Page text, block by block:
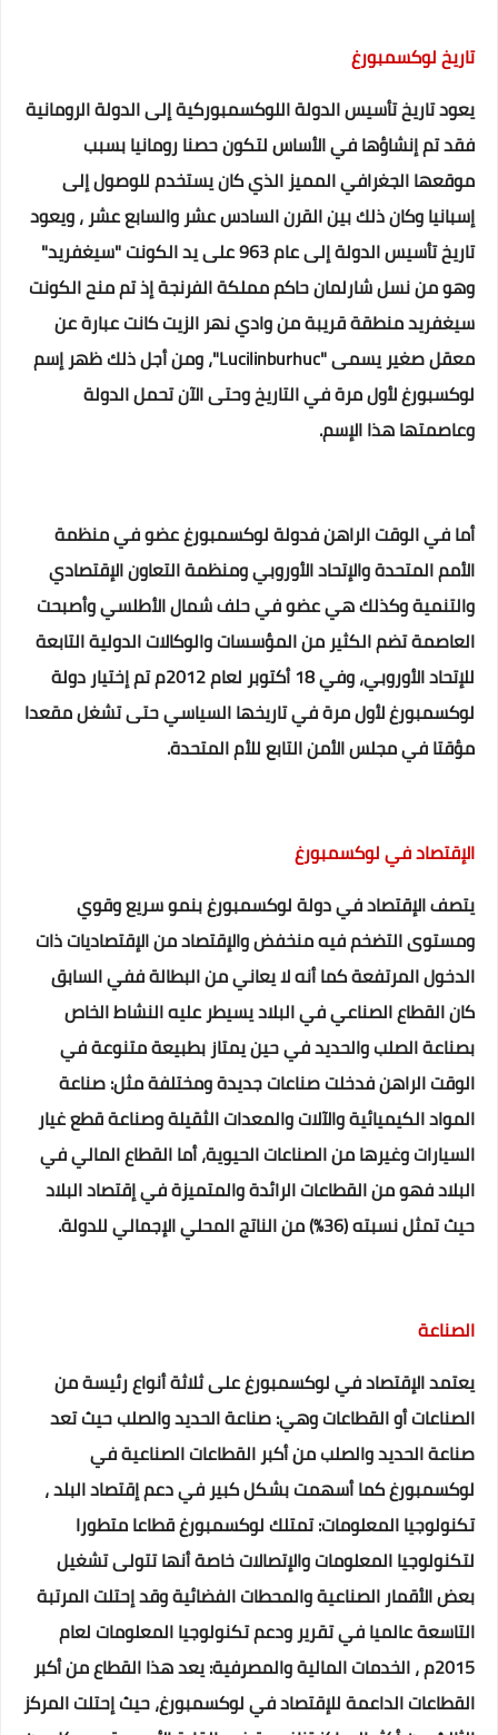
تاريخ لوكسمبورغ
يعود تاريخ تأسيس الدولة اللوكسمبوركية إلى الدولة الرومانية
فقد تم إنشاؤها في الأساس لتكون حصنا رومانيا بسبب
موقعها الجغرافي المميز الذي كان يستخدم للوصول إلى
إسبانيا وكان ذلك بين القرن السادس عشر والسابع عشر ، ويعود
تاريخ تأسيس الدولة إلى عام 963 على يد الكونت "سيغفريد"
وهو من نسل شارلمان حاكم مملكة الفرنجة إذ تم منح الكونت
سيغفريد منطقة قريبة من وادي نهر الزيت كانت عبارة عن
معقل صغير يسمى "Lucilinburhuc"، ومن أجل ذلك ظهر إسم
لوكسبورغ لأول مرة في التاريخ وحتى الآن تحمل الدولة
وعاصمتها هذا الإسم.
أما في الوقت الراهن فدولة لوكسمبورغ عضو في منظمة
الأمم المتحدة والإتحاد الأوروبي ومنظمة التعاون الإقتصادي
والتنمية وكذلك هي عضو في حلف شمال الأطلسي وأصبحت
العاصمة تضم الكثير من المؤسسات والوكالات الدولية التابعة
للإتحاد الأوروبي، وفي 18 أكتوبر لعام 2012م تم إختيار دولة
لوكسمبورغ لأول مرة في تاريخها السياسي حتى تشغل مقعدا
مؤقتا في مجلس الأمن التابع للأم المتحدة.
الإقتصاد في لوكسمبورغ
يتصف الإقتصاد في دولة لوكسمبورغ بنمو سريع وقوي
ومستوى التضخم فيه منخفض والإقتصاد من الإقتصاديات ذات
الدخول المرتفعة كما أنه لا يعاني من البطالة ففي السابق
كان القطاع الصناعي في البلاد يسيطر عليه النشاط الخاص
بصناعة الصلب والحديد في حين يمتاز بطبيعة متنوعة في
الوقت الراهن فدخلت صناعات جديدة ومختلفة مثل: صناعة
المواد الكيميائية والآلات والمعدات الثقيلة وصناعة قطع غيار
السيارات وغيرها من الصناعات الحيوية، أما القطاع المالي في
البلاد فهو من القطاعات الرائدة والمتميزة في إقتصاد البلاد
حيث تمثل نسبته (36%) من الناتج المحلي الإجمالي للدولة.
الصناعة
يعتمد الإقتصاد في لوكسمبورغ على ثلاثة أنواع رئيسة من
الصناعات أو القطاعات وهي: صناعة الحديد والصلب حيث تعد
صناعة الحديد والصلب من أكبر القطاعات الصناعية في
لوكسمبورغ كما أسهمت بشكل كبير في دعم إقتصاد البلد ،
تكنولوجيا المعلومات: تمتلك لوكسمبورغ قطاعا متطورا
لتكنولوجيا المعلومات والإتصالات خاصة أنها تتولى تشغيل
بعض الأقمار الصناعية والمحطات الفضائية وقد إحتلت المرتبة
التاسعة عالميا في تقرير ودعم تكنولوجيا المعلومات لعام
2015م ، الخدمات المالية والمصرفية: يعد هذا القطاع من أكبر
القطاعات الداعمة للإقتصاد في لوكسمبورغ، حيث إحتلت المركز